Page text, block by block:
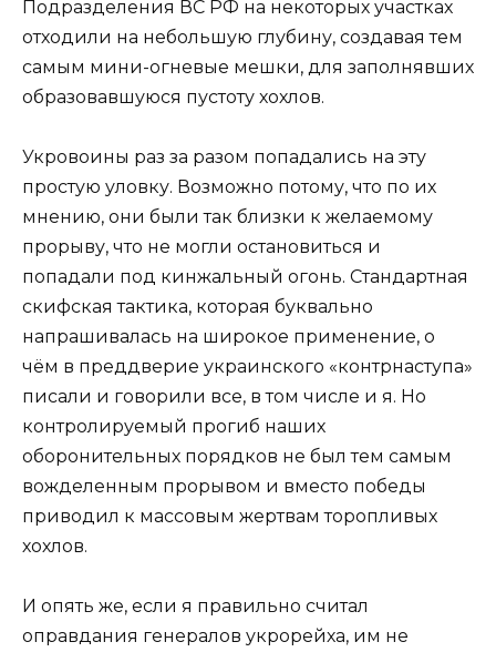
Подразделения ВС РФ на некоторых участках
отходили на небольшую глубину, создавая тем
самым мини-огневые мешки, для заполнявших
образовавшуюся пустоту хохлов.
Укровоины раз за разом попадались на эту
простую уловку. Возможно потому, что по их
мнению, они были так близки к желаемому
прорыву, что не могли остановиться и
попадали под кинжальный огонь. Стандартная
скифская тактика, которая буквально
напрашивалась на широкое применение, о
чём в преддверие украинского «контрнаступа»
писали и говорили все, в том числе и я. Но
контролируемый прогиб наших
оборонительных порядков не был тем самым
вожделенным прорывом и вместо победы
приводил к массовым жертвам торопливых
хохлов.
И опять же, если я правильно считал
оправдания генералов укрорейха, им не